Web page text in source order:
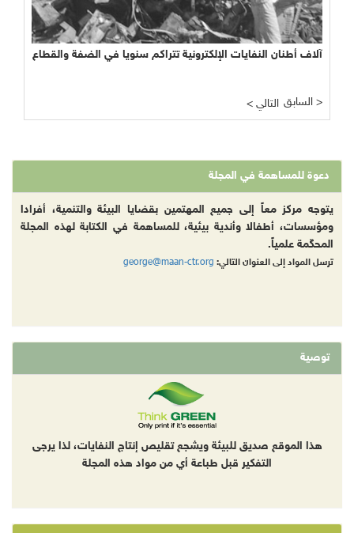
آلاف أطنان النفايات الإلكترونية تتراكم سنويا في الضفة والقطاع
< التالي السابق >
دعوة للمساهمة في المجلة
يتوجه مركز معاً إلى جميع المهتمين بقضايا البيئة والتنمية، أفرادا
ومؤسسات، أطفالا وأندية بيئية، للمساهمة في الكتابة لهذه المجلة
المحكّمة علمياً.
ترسل المواد إلى العنوان التالي: george@maan-ctr.org
توصية
هذا الموقع صديق للبيئة ويشجع تقليص إنتاج النفايات، لذا يرجى
التفكير قبل طباعة أي من مواد هذه المجلة